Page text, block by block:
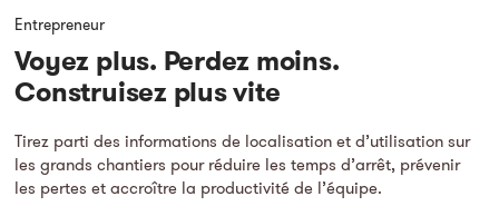
Entrepreneur
Voyez plus. Perdez moins.
Construisez plus vite
Tirez parti des informations de localisation et d’utilisation sur
les grands chantiers pour réduire les temps d’arrêt, prévenir
les pertes et accroître la productivité de l’équipe.